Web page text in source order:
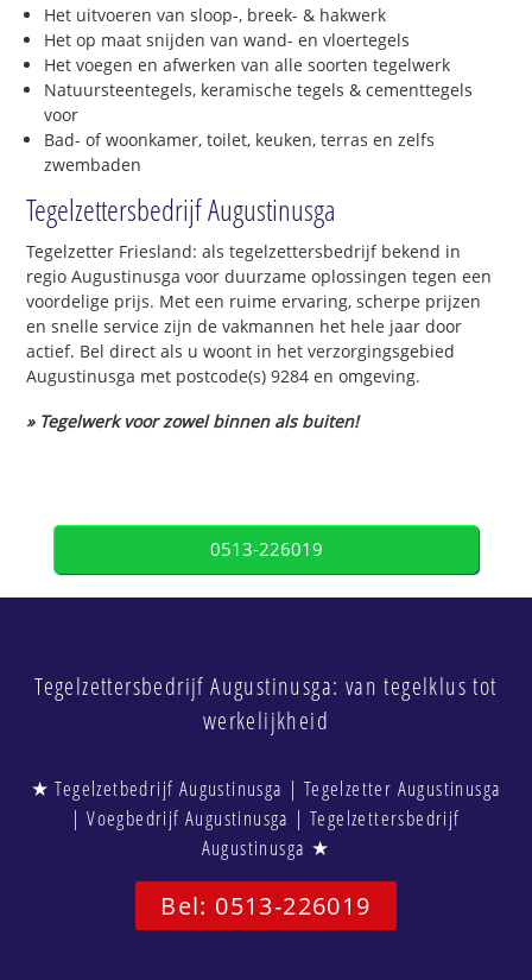
Het uitvoeren van sloop-, breek- & hakwerk
Het op maat snijden van wand- en vloertegels
Het voegen en afwerken van alle soorten tegelwerk
Natuursteentegels, keramische tegels & cementtegels
voor
Bad- of woonkamer, toilet, keuken, terras en zelfs
zwembaden
Tegelzettersbedrijf Augustinusga
Tegelzetter Friesland: als tegelzettersbedrijf bekend in
regio Augustinusga voor duurzame oplossingen tegen een
voordelige prijs. Met een ruime ervaring, scherpe prijzen
en snelle service zijn de vakmannen het hele jaar door
actief. Bel direct als u woont in het verzorgingsgebied
Augustinusga met postcode(s) 9284 en omgeving.
» Tegelwerk voor zowel binnen als buiten!
0513-226019
Tegelzettersbedrijf Augustinusga: van tegelklus tot
werkelijkheid
★ Tegelzetbedrijf Augustinusga | Tegelzetter Augustinusga
| Voegbedrijf Augustinusga | Tegelzettersbedrijf
Augustinusga ★
Bel: 0513-226019